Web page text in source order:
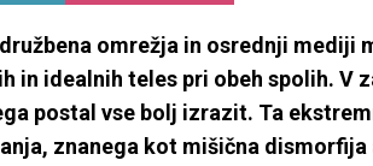
omrežja in osrednji mediji
in idealnih teles pri obeh spolih. V
postal vse bolj izrazit. Ta
znanega kot mišična